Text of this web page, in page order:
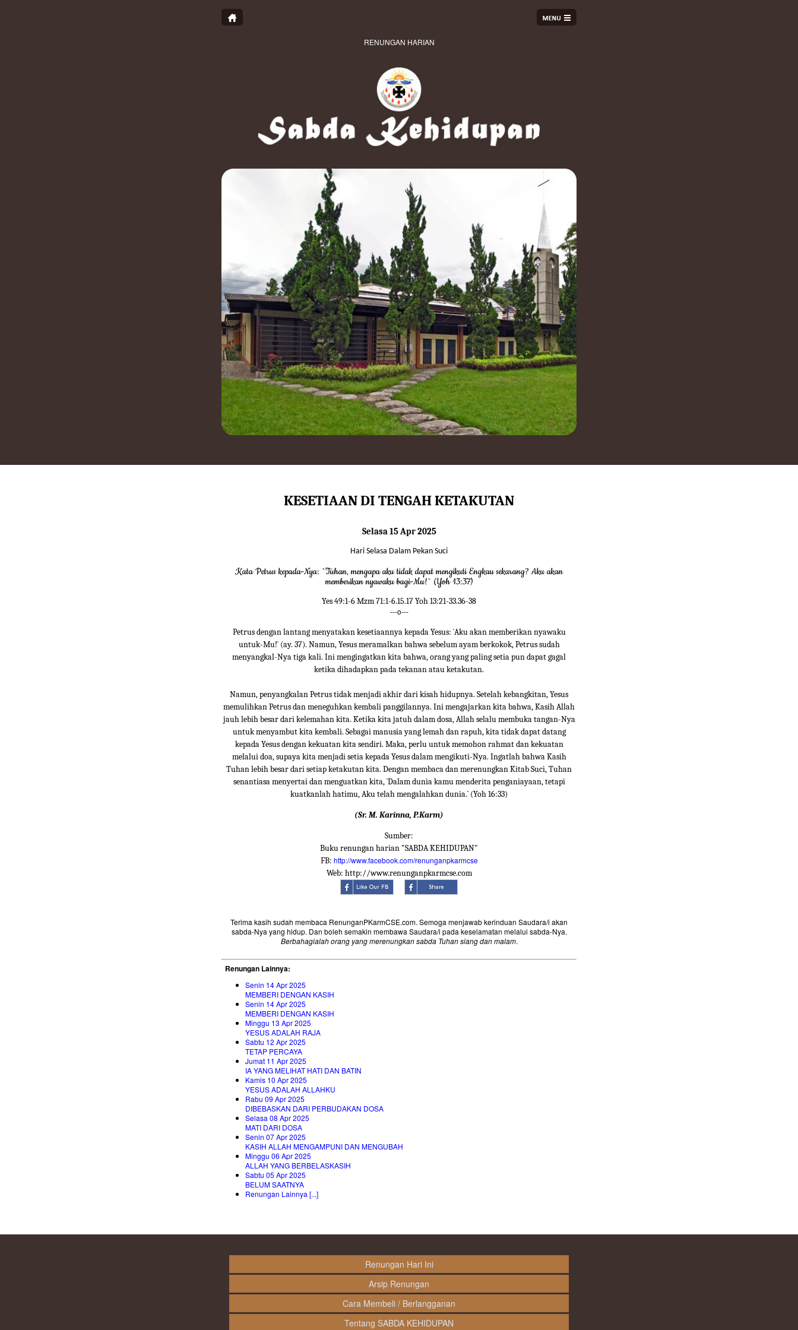
RENUNGAN HARIAN
KESETIAAN DI TENGAH KETAKUTAN
Selasa 15 Apr 2025
Hari Selasa Dalam Pekan Suci
Kata Petrus kepada-Nya: `Tuhan, mengapa aku tidak dapat mengikuti Engkau sekarang? Aku akan
memberikan nyawaku bagi-Mu!` (Yoh 13:37)
Yes 49:1-6 Mzm 71:1-6.15.17 Yoh 13:21-33.36-38
---o---
Petrus dengan lantang menyatakan kesetiaannya kepada Yesus: `Aku akan memberikan nyawaku
untuk-Mu!` (ay. 37). Namun, Yesus meramalkan bahwa sebelum ayam berkokok, Petrus sudah
menyangkal-Nya tiga kali. Ini mengingatkan kita bahwa, orang yang paling setia pun dapat gagal
ketika dihadapkan pada tekanan atau ketakutan.
Namun, penyangkalan Petrus tidak menjadi akhir dari kisah hidupnya. Setelah kebangkitan, Yesus
memulihkan Petrus dan meneguhkan kembali panggilannya. Ini mengajarkan kita bahwa, Kasih Allah
jauh lebih besar dari kelemahan kita. Ketika kita jatuh dalam dosa, Allah selalu membuka tangan-Nya
untuk menyambut kita kembali. Sebagai manusia yang lemah dan rapuh, kita tidak dapat datang
kepada Yesus dengan kekuatan kita sendiri. Maka, perlu untuk memohon rahmat dan kekuatan
melalui doa, supaya kita menjadi setia kepada Yesus dalam mengikuti-Nya. Ingatlah bahwa Kasih
Tuhan lebih besar dari setiap ketakutan kita. Dengan membaca dan merenungkan Kitab Suci, Tuhan
senantiasa menyertai dan menguatkan kita, `Dalam dunia kamu menderita penganiayaan, tetapi
kuatkanlah hatimu, Aku telah mengalahkan dunia.` (Yoh 16:33)
(Sr. M. Karinna, P.Karm)
Sumber:
Buku renungan harian "SABDA KEHIDUPAN"
FB: http://www.facebook.com/renunganpkarmcse
Web: http://www.renunganpkarmcse.com
Terima kasih sudah membaca RenunganPKarmCSE.com. Semoga menjawab kerinduan Saudara/i akan
sabda-Nya yang hidup. Dan boleh semakin membawa Saudara/i pada keselamatan melalui sabda-Nya.
Berbahagialah orang yang merenungkan sabda Tuhan siang dan malam.
Renungan Lainnya:
Senin 14 Apr 2025
MEMBERI DENGAN KASIH
Senin 14 Apr 2025
MEMBERI DENGAN KASIH
Minggu 13 Apr 2025
YESUS ADALAH RAJA
Sabtu 12 Apr 2025
TETAP PERCAYA
Jumat 11 Apr 2025
IA YANG MELIHAT HATI DAN BATIN
Kamis 10 Apr 2025
YESUS ADALAH ALLAHKU
Rabu 09 Apr 2025
DIBEBASKAN DARI PERBUDAKAN DOSA
Selasa 08 Apr 2025
MATI DARI DOSA
Senin 07 Apr 2025
KASIH ALLAH MENGAMPUNI DAN MENGUBAH
Minggu 06 Apr 2025
ALLAH YANG BERBELASKASIH
Sabtu 05 Apr 2025
BELUM SAATNYA
Renungan Lainnya [...]
Renungan Hari Ini
Arsip Renungan
Cara Membeli / Berlangganan
Tentang SABDA KEHIDUPAN